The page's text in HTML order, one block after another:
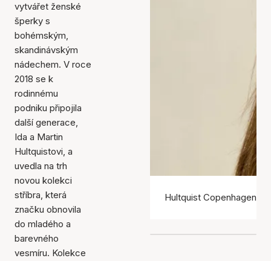
vytvářet ženské
šperky s
bohémským,
skandinávským
nádechem. V roce
2018 se k
rodinnému
podniku připojila
další generace,
Ida a Martin
Hultquistovi, a
uvedla na trh
novou kolekci
stříbra, která
značku obnovila
do mladého a
barevného
vesmíru. Kolekce
Hultquist Copenhagen